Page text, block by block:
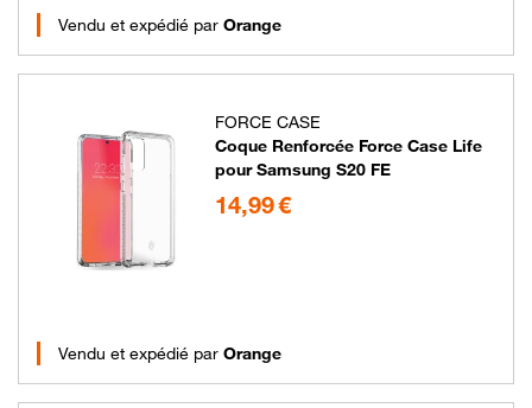
Vendu et expédié par Orange
FORCE CASE
Coque Renforcée Force Case Life
pour Samsung S20 FE
14,99 €
Vendu et expédié par Orange